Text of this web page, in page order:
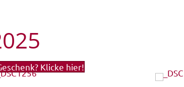
Klicke hier!